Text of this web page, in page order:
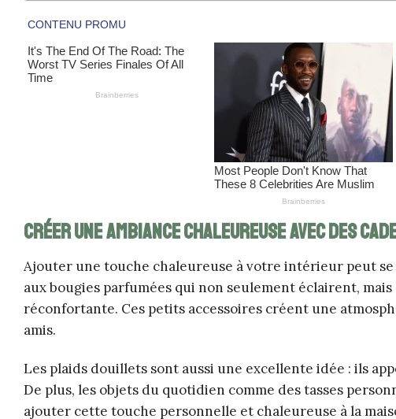
Créer une ambiance chaleureuse avec des
Ajouter une touche chaleureuse à votre intérieur peut
aux bougies parfumées qui non seulement éclairent,
réconfortante. Ces petits accessoires créent une
amis.
Les plaids douillets sont aussi une excellente idée : ils
De plus, les objets du quotidien comme des tasses
ajouter cette touche personnelle et chaleureuse à la